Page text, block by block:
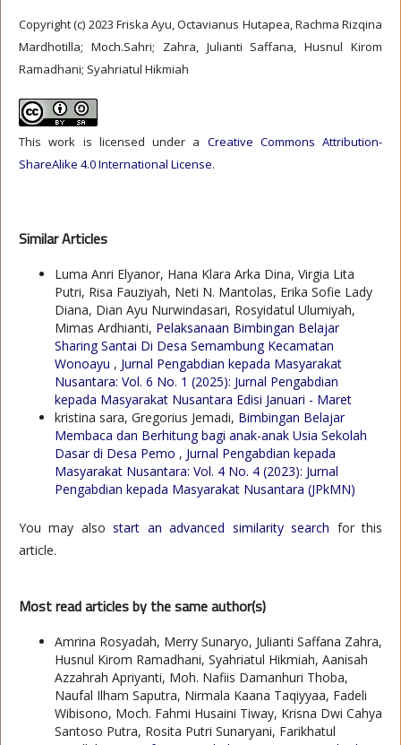
Copyright (c) 2023 Friska Ayu, Octavianus Hutapea, Rachma Rizqina
Mardhotilla; Moch.Sahri; Zahra, Julianti Saffana, Husnul Kirom
Ramadhani; Syahriatul Hikmiah
This work is licensed under a Creative Commons Attribution-
ShareAlike 4.0 International License.
Similar Articles
Luma Anri Elyanor, Hana Klara Arka Dina, Virgia Lita
Putri, Risa Fauziyah, Neti N. Mantolas, Erika Sofie Lady
Diana, Dian Ayu Nurwindasari, Rosyidatul Ulumiyah,
Mimas Ardhianti, Pelaksanaan Bimbingan Belajar
Sharing Santai Di Desa Semambung Kecamatan
Wonoayu , Jurnal Pengabdian kepada Masyarakat
Nusantara: Vol. 6 No. 1 (2025): Jurnal Pengabdian
kepada Masyarakat Nusantara Edisi Januari - Maret
kristina sara, Gregorius Jemadi, Bimbingan Belajar
Membaca dan Berhitung bagi anak-anak Usia Sekolah
Dasar di Desa Pemo , Jurnal Pengabdian kepada
Masyarakat Nusantara: Vol. 4 No. 4 (2023): Jurnal
Pengabdian kepada Masyarakat Nusantara (JPkMN)
You may alsostart an advanced similarity search for this
article.
Most read articles by the same author(s)
Amrina Rosyadah, Merry Sunaryo, Julianti Saffana Zahra,
Husnul Kirom Ramadhani, Syahriatul Hikmiah, Aanisah
Azzahrah Apriyanti, Moh. Nafiis Damanhuri Thoba,
Naufal Ilham Saputra, Nirmala Kaana Taqiyyaa, Fadeli
Wibisono, Moch. Fahmi Husaini Tiway, Krisna Dwi Cahya
Santoso Putra, Rosita Putri Sunaryani, Farikhatul